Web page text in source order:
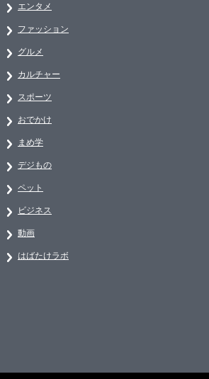
エンタメ
ファッション
グルメ
カルチャー
スポーツ
おでかけ
まめ学
デジもの
ペット
ビジネス
動画
はばたけラボ